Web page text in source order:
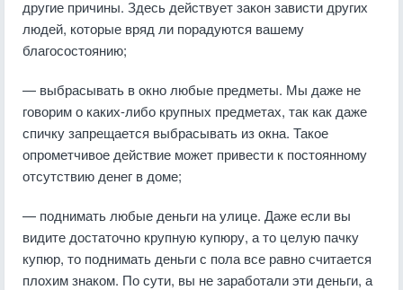
другие причины. Здесь действует закон зависти других
людей, которые вряд ли порадуются вашему
благосостоянию;
— выбрасывать в окно любые предметы. Мы даже не
говорим о каких-либо крупных предметах, так как даже
спичку запрещается выбрасывать из окна. Такое
опрометчивое действие может привести к постоянному
отсутствию денег в доме;
— поднимать любые деньги на улице. Даже если вы
видите достаточно крупную купюру, а то целую пачку
купюр, то поднимать деньги с пола все равно считается
плохим знаком. По сути, вы не заработали эти деньги, а